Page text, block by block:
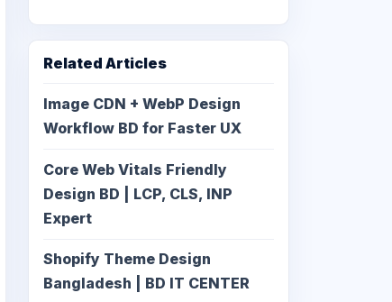
Related Articles
Image CDN + WebP Design
Workflow BD for Faster UX
Core Web Vitals Friendly
Design BD | LCP, CLS, INP
Expert
Shopify Theme Design
Bangladesh | BD IT CENTER